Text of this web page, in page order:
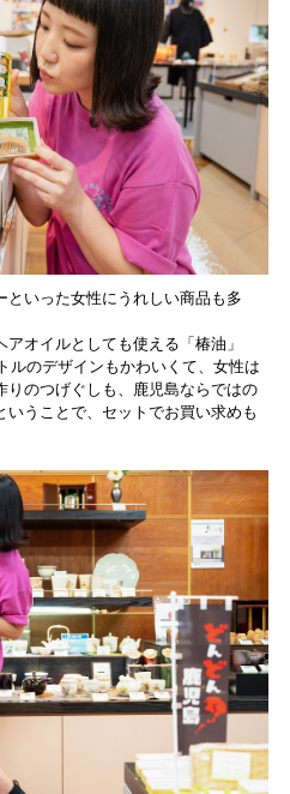
といった女性にうれしい商品も多
オイルとしても使える「椿油」
ルのデザインもかわいくて、女性は
りのつげぐしも、鹿児島ならではの
うことで、セットでお買い求めも